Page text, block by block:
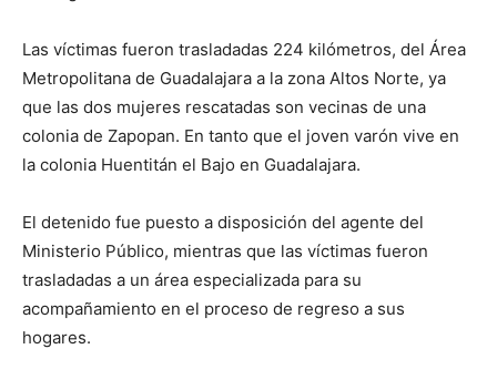
Las víctimas fueron trasladadas 224 kilómetros, del Área
Metropolitana de Guadalajara a la zona Altos Norte, ya
que las dos mujeres rescatadas son vecinas de una
colonia de Zapopan. En tanto que el joven varón vive en
la colonia Huentitán el Bajo en Guadalajara.
El detenido fue puesto a disposición del agente del
Ministerio Público, mientras que las víctimas fueron
trasladadas a un área especializada para su
acompañamiento en el proceso de regreso a sus
hogares.